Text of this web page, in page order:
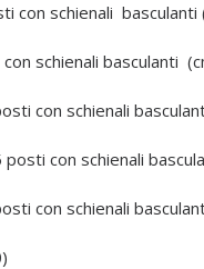
con schienali
schienali basculanti
con schienali
posti con schienali
con schienali